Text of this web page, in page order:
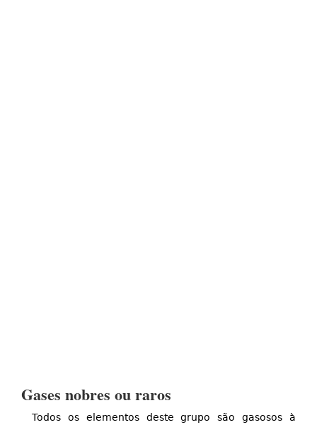
Gases nobres ou raros
Todos os elementos deste grupo são gasosos à